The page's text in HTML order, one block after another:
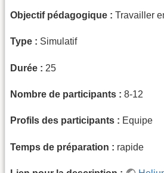
Objectif pédagogique : Travailler
Type : Simulatif
Durée : 25
Nombre de participants : 8-12
Profils des participants : Equipe
Temps de préparation : rapide